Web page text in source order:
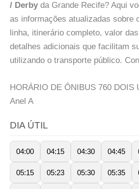
/ Derby da Grande Recife? Aqui
as informações atualizadas sobre
linha, itinerário completo, valor
detalhes adicionais que facilitam
utilizando o transporte público.
HORÁRIO DE ÔNIBUS 760 DOIS
Anel A
DIA ÚTIL
04:00 04:15 04:30 04:45
05:15 05:23 05:30 05:35